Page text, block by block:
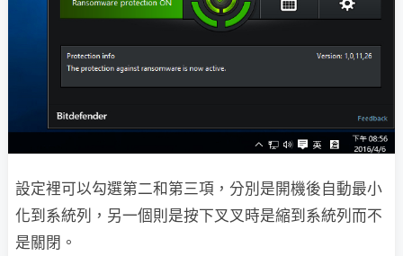
設定裡可以勾選第二和第三項，分別是開機後自動最小
化到系統列，另一個則是按下叉叉時是縮到系統列而不
是關閉。